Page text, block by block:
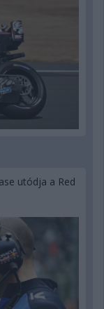
utódja a Red